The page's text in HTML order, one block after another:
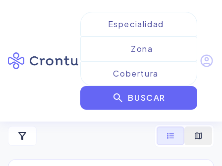
search BUSCAR
account_circle
Resultados paraAnálisis
Clínicos de Galeno
filter_alt format_list_bulleted map